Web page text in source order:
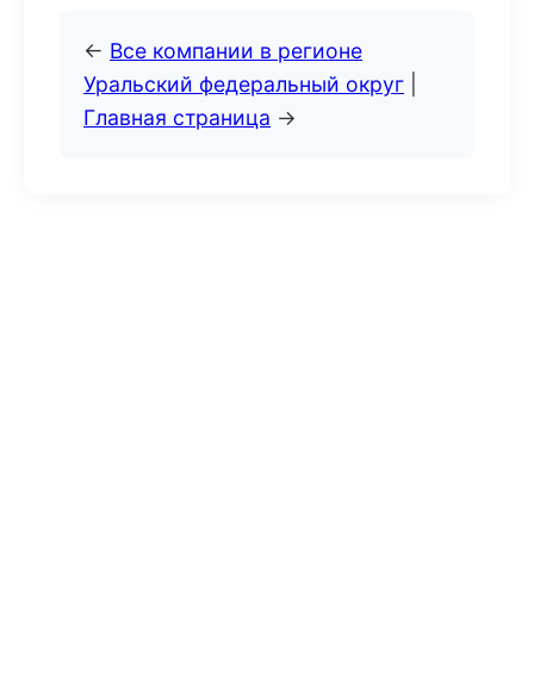
← Все компании в регионе
Уральский федеральный округ
Главная страница →